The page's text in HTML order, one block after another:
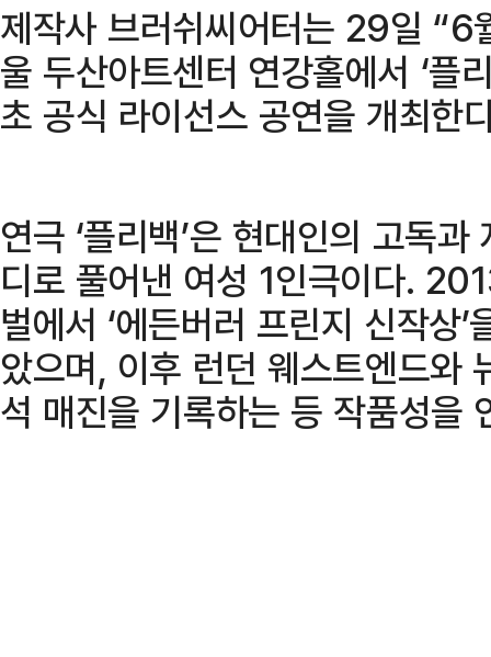
제작사 브러쉬씨어터는 29일
울 두산아트센터 연강홀에서 ‘플
초 공식 라이선스 공연을 개최한
연극 ‘플리백’은 현대인의 고독
디로 풀어낸 여성 1인극이다.
벌에서 ‘에든버러 프린지 신작상
았으며, 이후 런던 웨스트엔드와
석 매진을 기록하는 등 작품성을